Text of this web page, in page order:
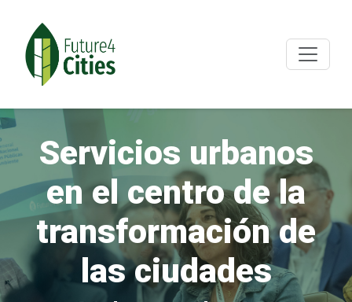
Servicios urbanos
en el centro de la
transformación de
las ciudades